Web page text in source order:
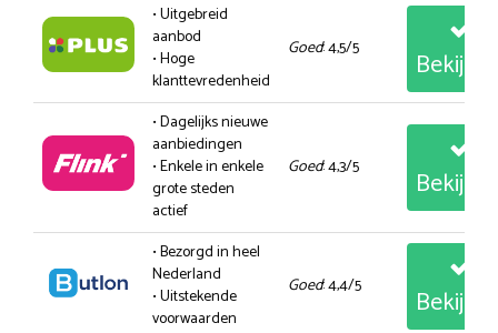
• Uitgebreid
aanbod
• Hoge
klanttevredenheid
Goed: 4,5/5
• Dagelijks nieuwe
aanbiedingen
• Enkele in enkele
grote steden
actief
Goed: 4,3/5
• Bezorgd in heel
Nederland
• Uitstekende
voorwaarden
Goed: 4,4/5